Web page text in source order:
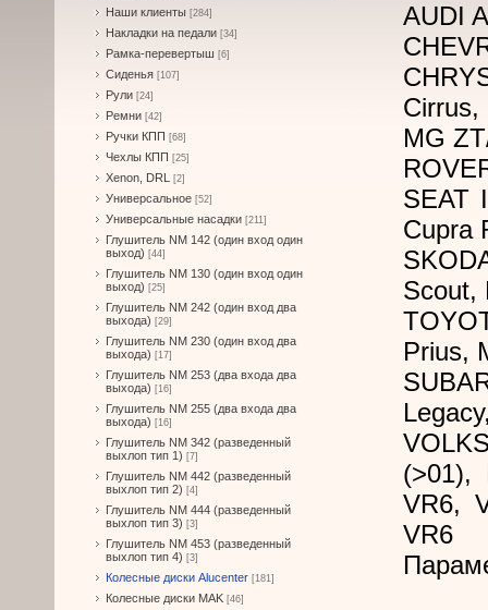
Наши клиенты [284]
Накладки на педали [34]
Рамка-перевертыш [6]
Сиденья [107]
Рули [24]
Ремни [42]
Ручки КПП [68]
Чехлы КПП [25]
Xenon, DRL [2]
Универсальное [52]
Универсальные насадки [211]
Глушитель NM 142 (один вход один
выход) [44]
Глушитель NM 130 (один вход один
выход) [25]
Глушитель NM 242 (один вход два
выхода) [29]
Глушитель NM 230 (один вход два
выхода) [17]
Глушитель NM 253 (два входа два
выхода) [16]
Глушитель NM 255 (два входа два
выхода) [16]
Глушитель NM 342 (разведенный
выхлоп тип 1) [7]
Глушитель NM 442 (разведенный
выхлоп тип 2) [4]
Глушитель NM 444 (разведенный
выхлоп тип 3) [3]
Глушитель NM 453 (разведенный
выхлоп тип 4) [3]
Колесные диски Alucenter [181]
Колесные диски MAK [46]
AUDI
Cirrus,
MG
SEAT
Cupra
Scout,
Prius,
(>01),
VR6,
VR6